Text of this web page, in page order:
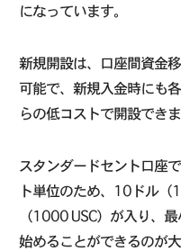
になっています。
新規開設は、口座間資金
可能で、新規入金時にも
らの低コストで開設できま
スタンダードセント口座
ト単位のため、10ドル
（1000 USC）が入り、
始めることができるのが大